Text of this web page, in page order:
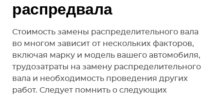
распредвала
Стоимость замены распределительного вала
во многом зависит от нескольких факторов,
включая марку и модель вашего автомобиля,
трудозатраты на замену распределительного
вала и необходимость проведения других
работ. Следует помнить о следующих